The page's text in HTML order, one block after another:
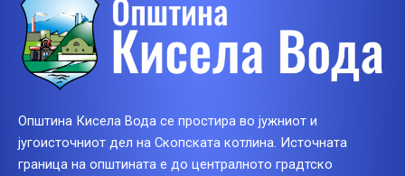
Општина Кисела Вода се простира во јужниот и
југоисточниот дел на Скопската котлина. Источната
граница на општината е до централното градтско